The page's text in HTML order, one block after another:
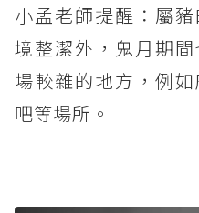
小孟老師提醒：屬
境整潔外，鬼月期
場較雜的地方，例
吧等場所。